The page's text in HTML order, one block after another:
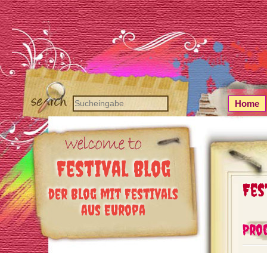
Festival Blog
der Blog mit Festivals
aus Europa
Home